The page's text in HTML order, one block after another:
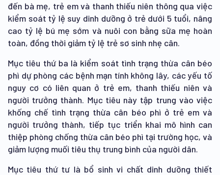
đến bà mẹ, trẻ em và thanh thiếu niên thông qua việc
kiểm soát tỷ lệ suy dinh dưỡng ở trẻ dưới 5 tuổi, nâng
cao tỷ lệ bú mẹ sớm và nuôi con bằng sữa mẹ hoàn
toàn, đồng thời giảm tỷ lệ trẻ sơ sinh nhẹ cân.
Mục tiêu thứ ba là kiểm soát tình trạng thừa cân béo
phì dự phòng các bệnh mạn tính không lây, các yếu tố
nguy cơ có liên quan ở trẻ em, thanh thiếu niên và
người trưởng thành. Mục tiêu này tập trung vào việc
khống chế tình trạng thừa cân béo phì ở trẻ em và
người trưởng thành, tiếp tục triển khai mô hình can
thiệp phòng chống thừa cân béo phì tại trường học, và
giảm lượng muối tiêu thụ trung bình của người dân.
Mục tiêu thứ tư là bổ sinh vi chất dinh dưỡng thiết